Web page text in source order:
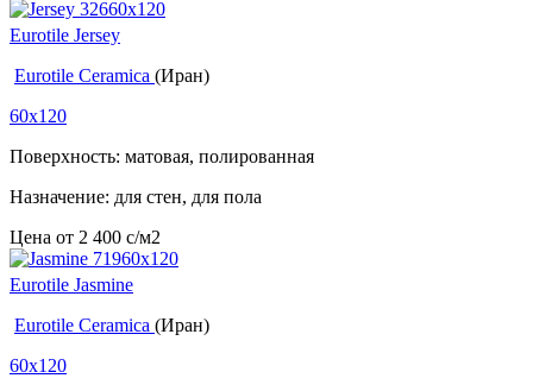
Eurotile Jersey
Eurotile Ceramica (Иран)
60x120
Поверхность: матовая, полированная
Назначение: для стен, для пола
Цена от 2 400 c/м2
Eurotile Jasmine
Eurotile Ceramica (Иран)
60x120